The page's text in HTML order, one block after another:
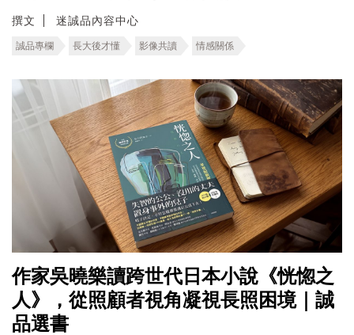
撰文 迷誠品內容中心
誠品專欄 長大後才懂 影像共讀 情感關係
作家吳曉樂讀跨世代日本小說《恍惚之
人》，從照顧者視角凝視長照困境｜誠
品選書